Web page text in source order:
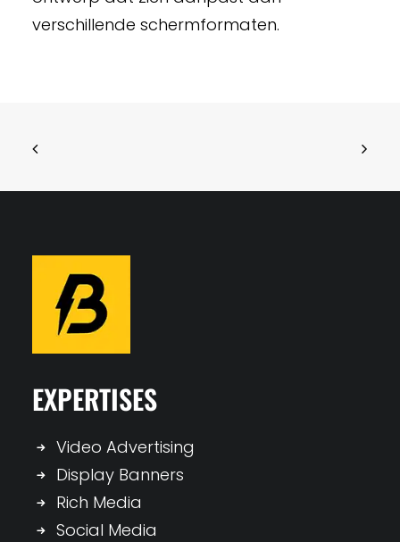
verschillende schermformaten.
EXPERTISES
Video Advertising
Display Banners
Rich Media
Social Media